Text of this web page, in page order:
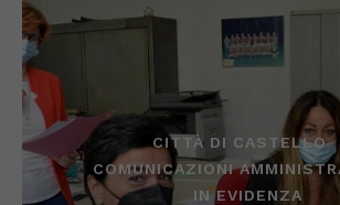
CITTÀ DI CASTELLO
COMUNICAZIONI
IN EVIDENZA